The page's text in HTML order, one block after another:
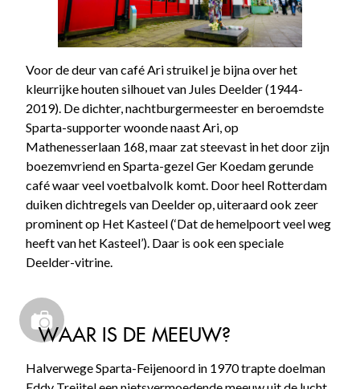
Voor de deur van café Ari struikel je bijna over het
kleurrijke houten silhouet van Jules Deelder (1944-
2019). De dichter, nachtburgermeester en beroemdste
Sparta-supporter woonde naast Ari, op
Mathenesserlaan 168, maar zat steevast in het door zijn
boezemvriend en Sparta-gezel Ger Koedam gerunde
café waar veel voetbalvolk komt. Door heel Rotterdam
duiken dichtregels van Deelder op, uiteraard ook zeer
prominent op Het Kasteel (‘Dat de hemelpoort veel weg
heeft van het Kasteel’). Daar is ook een speciale
Deelder-vitrine.
WAAR IS DE MEEUW?
Halverwege Sparta-Feijenoord in 1970 trapte doelman